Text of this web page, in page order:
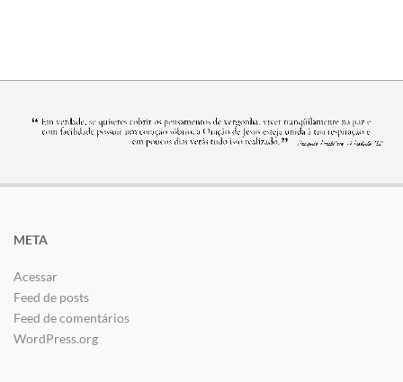
META
Acessar
Feed de posts
Feed de comentários
WordPress.org